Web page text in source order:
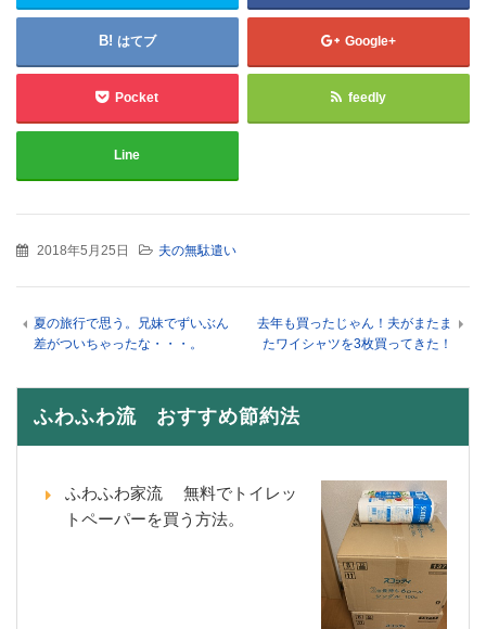
はてブ Google+
Pocket feedly
Line
2018年5月25日 夫の無駄遣い
夏の旅行で思う。兄妹でずいぶん
差がついちゃったな・・・。
去年も買ったじゃん！夫がまたま
たワイシャツを3枚買ってきた！
ふわふわ流 おすすめ節約法
ふわふわ家流 無料でトイレッ
トペーパーを買う方法。